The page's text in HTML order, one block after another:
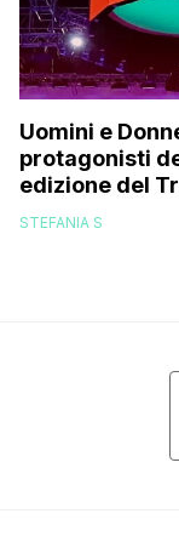
Uomini e
protagonisti
edizione del
stanno
STEFANIA S